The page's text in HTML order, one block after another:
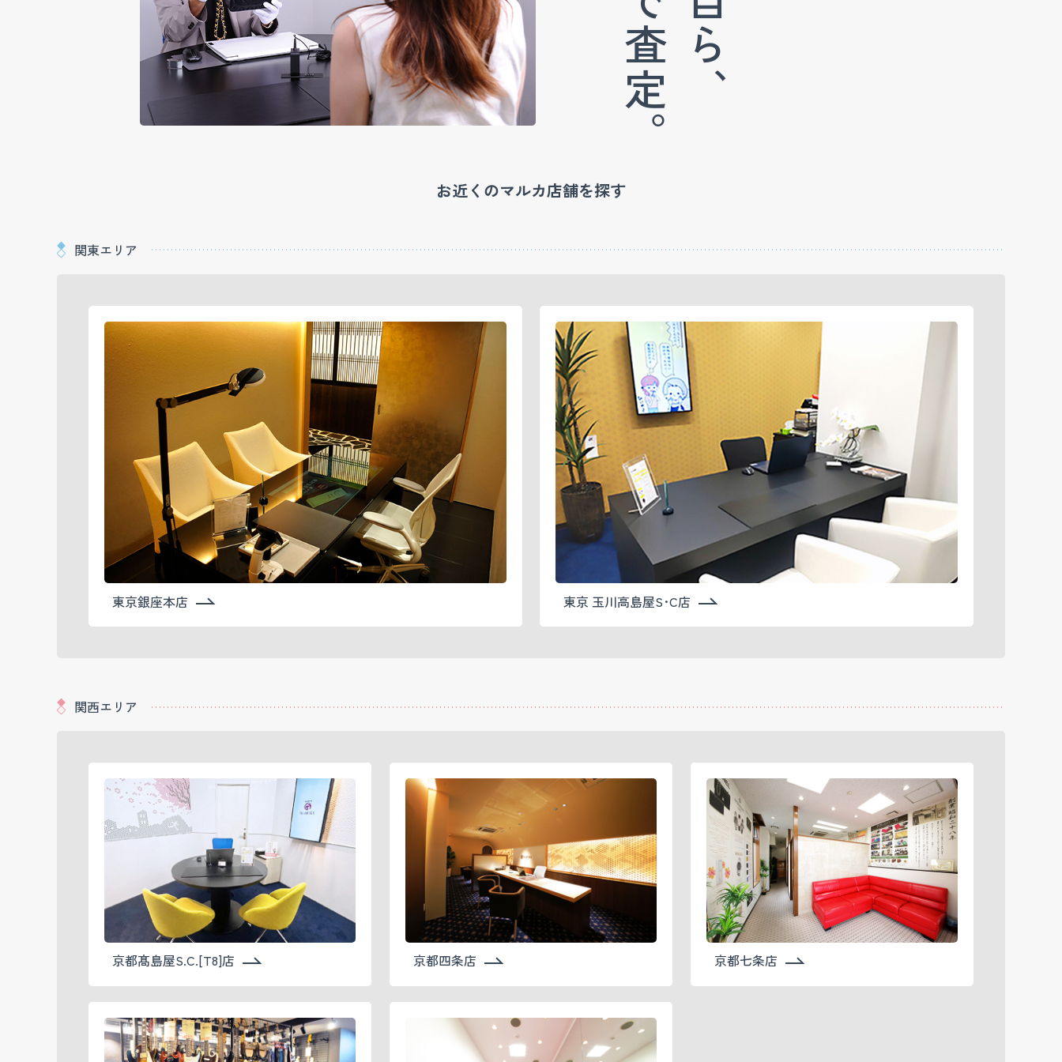
お近くのマルカ店舗を探す
関東エリア
東京銀座本店 東京 玉川高島屋S･C店
関西エリア
京都髙島屋S.C.[T8]店 京都四条店 京都七条店